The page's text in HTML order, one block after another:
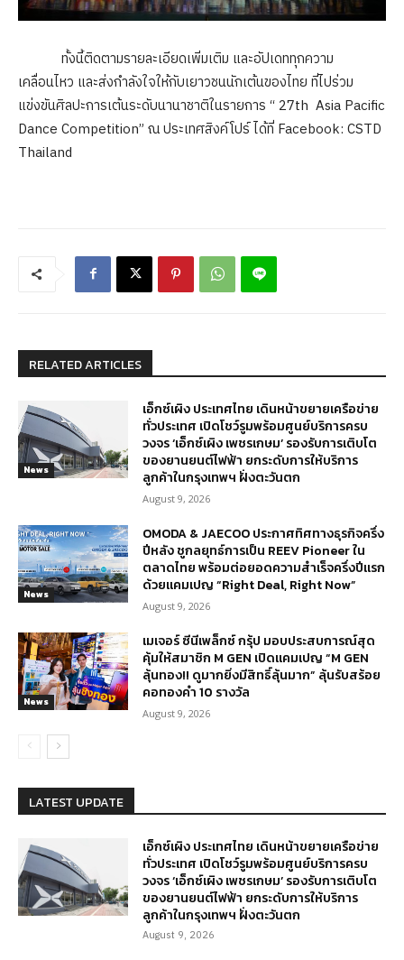
ทั้งนี้ติดตามรายละเอียดเพิ่มเติม และอัปเดททุกความ
เคลื่อนไหว และส่งกำลังใจให้กับเยาวชนนักเต้นของไทย ที่ไปร่วม
แข่งขันศิลปะการเต้นระดับนานาชาติในรายการ “ 27th Asia Pacific
Dance Competition” ณ ประเทศสิงค์โปร์ ได้ที่ Facebook: CSTD
Thailand
RELATED ARTICLES
News
เอ็กซ์เผิง ประเทศไทย เดินหน้าขยายเครือข่าย
ทั่วประเทศ เปิดโชว์รูมพร้อมศูนย์บริการครบ
วงจร ‘เอ็กซ์เผิง เพชรเกษม’ รองรับการเติบโต
ของยานยนต์ไฟฟ้า ยกระดับการให้บริการ
ลูกค้าในกรุงเทพฯ ฝั่งตะวันตก
August 9, 2026
News
OMODA & JAECOO ประกาศทิศทางธุรกิจครึ่ง
ปีหลัง ชูกลยุทธ์การเป็น REEV Pioneer ใน
ตลาดไทย พร้อมต่อยอดความสำเร็จครึ่งปีแรก
ด้วยแคมเปญ “Right Deal, Right Now”
August 9, 2026
News
เมเจอร์ ซีนีเพล็กซ์ กรุ้ป มอบประสบการณ์สุด
คุ้มให้สมาชิก M GEN เปิดแคมเปญ “M GEN
ลุ้นทอง!! ดูมากยิ่งมีสิทธิ์ลุ้นมาก” ลุ้นรับสร้อย
คอทองคำ 10 รางวัล
August 9, 2026
LATEST UPDATE
เอ็กซ์เผิง ประเทศไทย เดินหน้าขยายเครือข่าย
ทั่วประเทศ เปิดโชว์รูมพร้อมศูนย์บริการครบ
วงจร ‘เอ็กซ์เผิง เพชรเกษม’ รองรับการเติบโต
ของยานยนต์ไฟฟ้า ยกระดับการให้บริการ
ลูกค้าในกรุงเทพฯ ฝั่งตะวันตก
August 9, 2026